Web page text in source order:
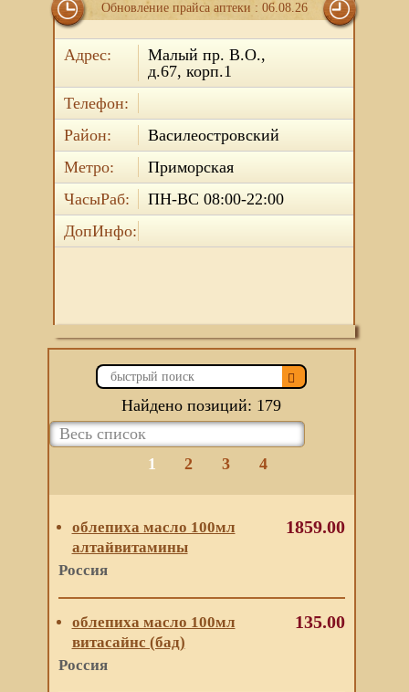
Обновление прайса аптеки : 06.08.26
Адрес:
Малый пр. В.О.,
д.67, корп.1
Телефон:
Район:
Василеостровский
Метро:
Приморская
ЧасыРаб:
ПН-ВС 08:00-22:00
ДопИнфо:
Найдено позиций: 179
1 2 3 4
облепиха масло 100мл
алтайвитамины
Россия
1859.00
облепиха масло 100мл
витасайнс (бад)
Россия
135.00